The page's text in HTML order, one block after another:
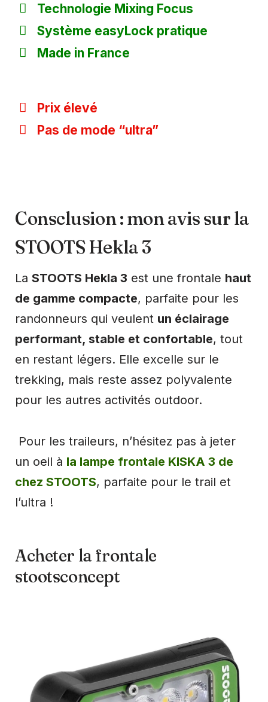
Technologie Mixing Focus
Système easyLock pratique
Made in France
Prix élevé
Pas de mode “ultra”
Consclusion : mon avis sur la
STOOTS Hekla 3
La STOOTS Hekla 3 est une frontale haut
de gamme compacte, parfaite pour les
randonneurs qui veulent un éclairage
performant, stable et confortable, tout
en restant légers. Elle excelle sur le
trekking, mais reste assez polyvalente
pour les autres activités outdoor.
Pour les traileurs, n’hésitez pas à jeter
un oeil à la lampe frontale KISKA 3 de
chez STOOTS, parfaite pour le trail et
l’ultra !
Acheter la frontale
stootsconcept